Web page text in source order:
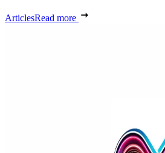
ArticlesRead more